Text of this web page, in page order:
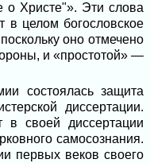
о Христе"». Эти слова
в целом богословское
оно отмечено
и «простотой» —
состоялась защита
диссертации.
в своей диссертации
самосознания.
первых веков своего